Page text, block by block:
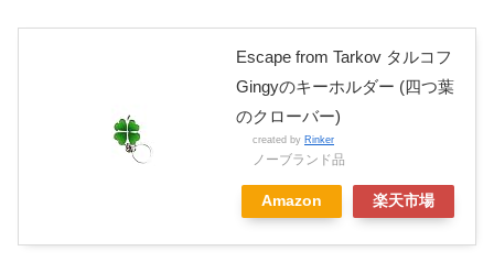
Escape from Tarkov タルコフ
Gingyのキーホルダー (四つ葉
のクローバー)
created by Rinker
ノーブランド品
Amazon 楽天市場